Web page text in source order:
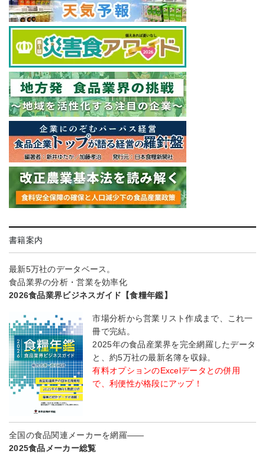
書籍案内
最新5万社のデータベース。
食品業界の分析・営業を効率化
2026食品業界ビジネスガイド【食糧年鑑】
市場分析から営業リスト作成まで、これ一
冊で完結。
2025年の食品産業界を完全網羅したデータ
と、約5万社の最新名簿を収録。
有料オプションのExcelデータとの併用
で、利便性が格段にアップ！
全国の食品関連メーカーを網羅――
2025食品メーカー総覧